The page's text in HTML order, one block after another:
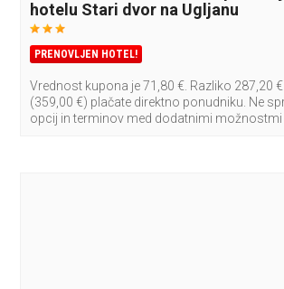
hotelu Stari dvor na Ugljanu
PRENOVLJEN HOTEL!
Vrednost kupona je 71,80 €. Razliko 287,20
(359,00 €) plačate direktno ponudniku. Ne
opcij in terminov med dodatnimi možnostmi